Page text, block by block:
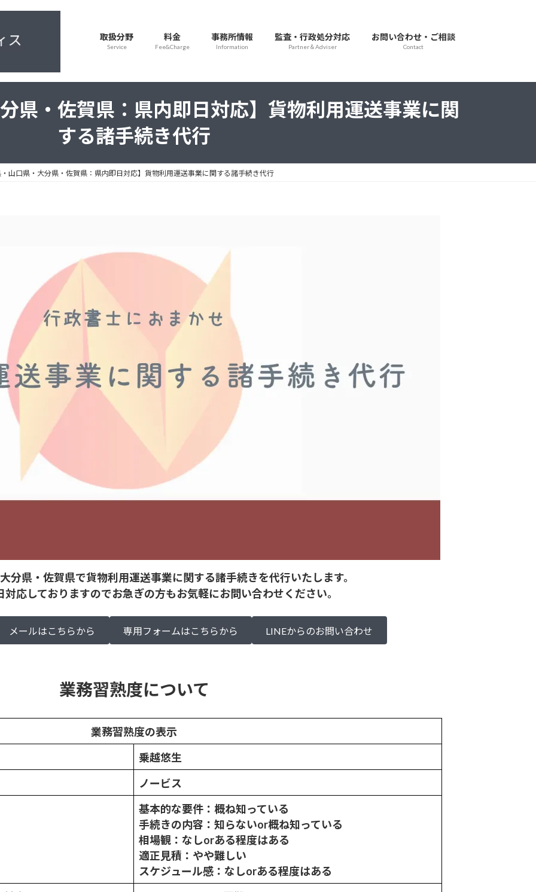
取扱分野
Service
料金
Fee&Charge
事務所情報
Information
監査・行政処分対応
Partner＆Adviser
お問い合わせ・ご相談
Contact
県・佐賀県：県内即日対応】貨物利用運送事業に関
する諸手続き代行
・山口県・大分県・佐賀県：県内即日対応】貨物利用運送事業に関する諸手続き代行
分県・佐賀県で貨物利用運送事業に関する諸手続きを代行いたします。
対応しておりますのでお急ぎの方もお気軽にお問い合わせください。
メールはこちらから 専用フォームはこちらから LINEからのお問い合わせ
業務習熟度について
業務習熟度の表示
乗越悠生
ノービス
基本的な要件：概ね知っている
手続きの内容：知らないor概ね知っている
相場観：なしorある程度はある
適正見積：やや難しい
スケジュール感：なしorある程度はある